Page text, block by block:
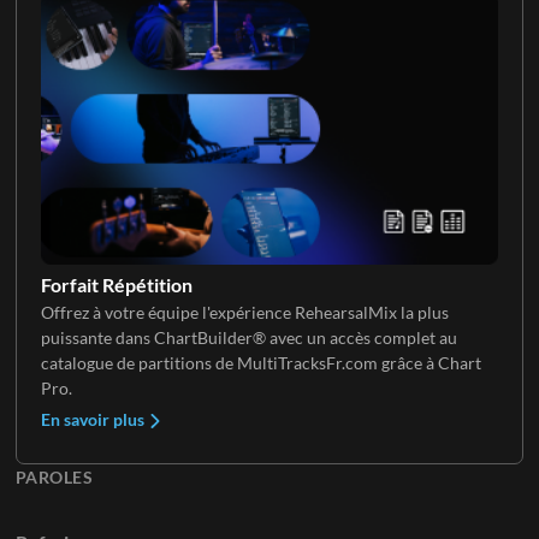
Clavier 2
Clavier 3
Forfait Répétition
Offrez à votre équipe l'expérience RehearsalMix la plus
puissante dans ChartBuilder® avec un accès complet au
catalogue de partitions de MultiTracksFr.com grâce à Chart
Pro.
En savoir plus
PAROLES